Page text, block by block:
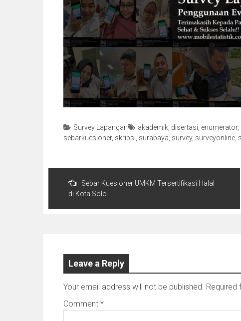
Survey Lapangan akademik, disertasi, enumerator,
sebarkuesioner, skripsi, surabaya, survey, surveyonline,
Post
navigationSebar Kuesioner UMKM Tersertifikasi Halal
di Kota Solo
Leave a Reply
Your email address will not be published. Required
Comment *